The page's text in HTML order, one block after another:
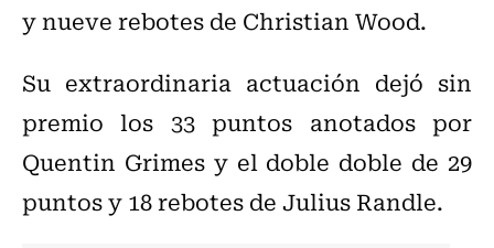
y nueve rebotes de Christian Wood.
Su extraordinaria actuación dejó sin
premio los 33 puntos anotados por
Quentin Grimes y el doble doble de 29
puntos y 18 rebotes de Julius Randle.